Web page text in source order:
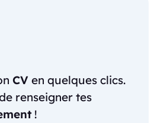
CV en quelques clics.
renseigner tes
!